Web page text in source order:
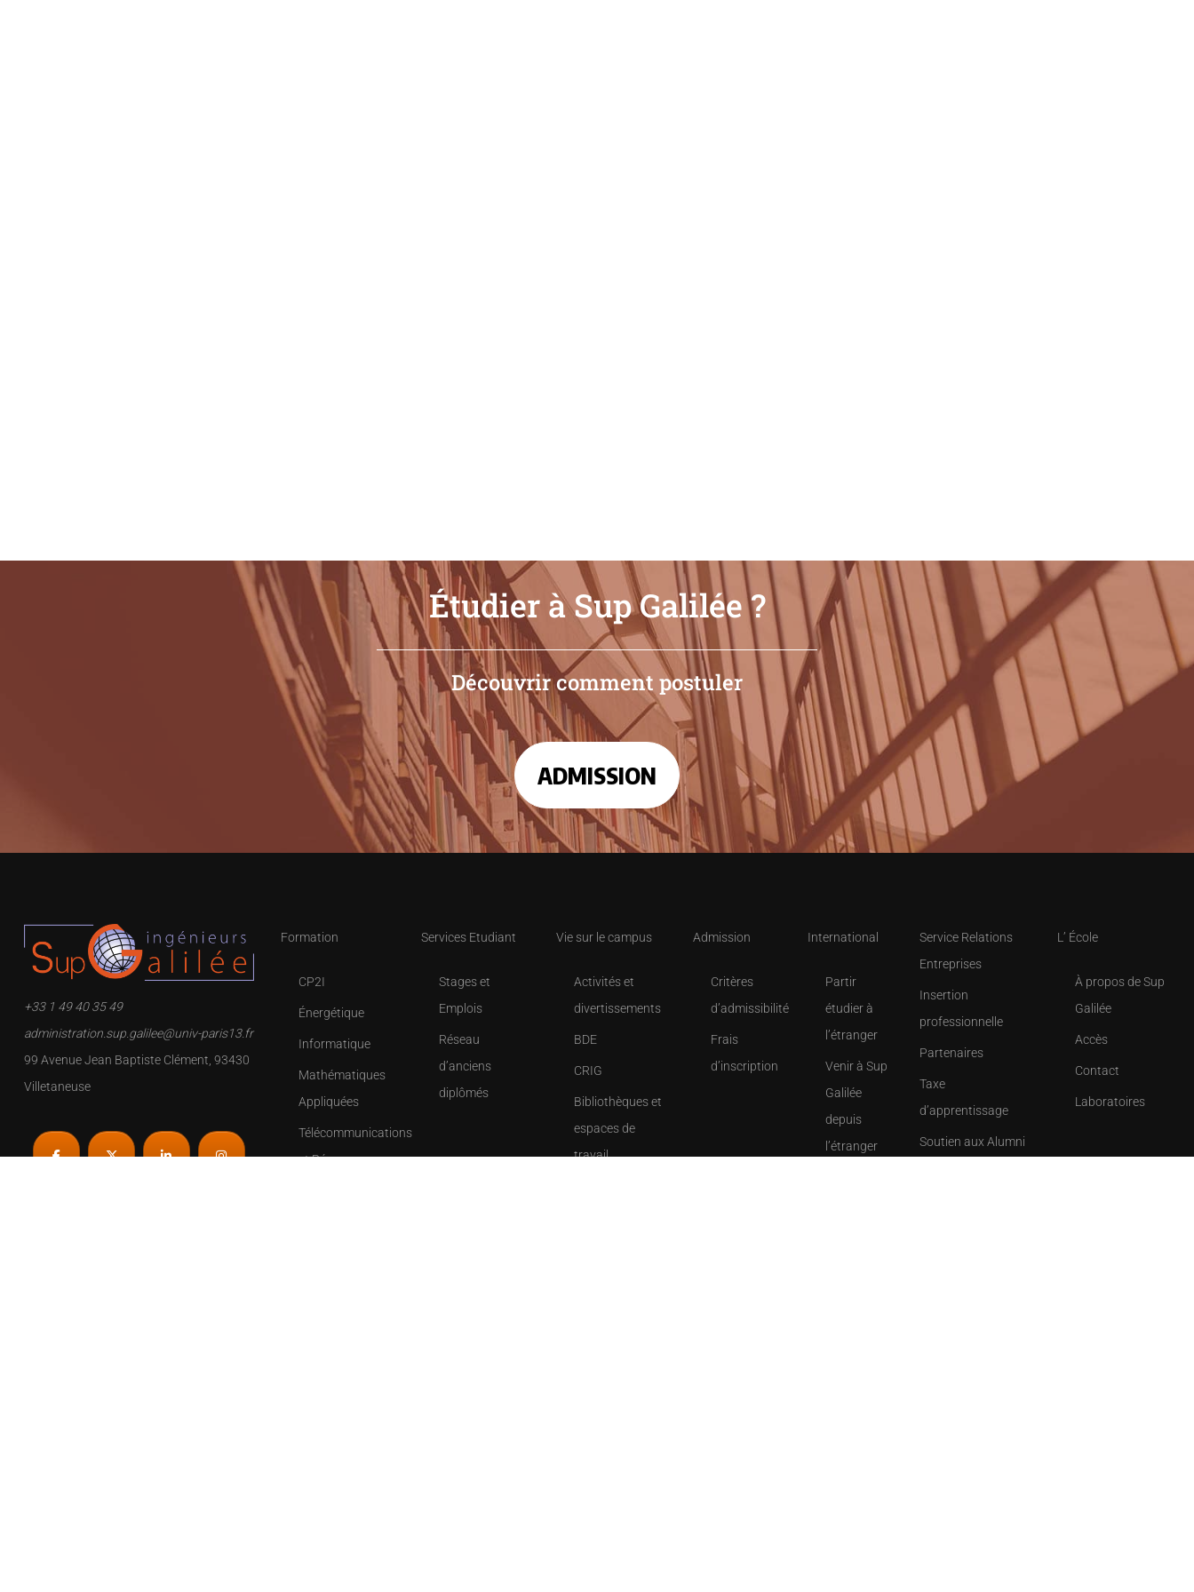
Étudier à Sup Galilée ?
Découvrir comment postuler
ADMISSION
+33 1 49 40 35 49
administration.sup.galilee@univ-paris13.fr
99 Avenue Jean Baptiste Clément, 93430
Villetaneuse
Formation
CP2I
Énergétique
Informatique
Mathématiques
Appliquées
Télécommunications
et Réseaux
Services Etudiant
Stages et
Emplois
Réseau
d’anciens
diplômés
Vie sur le campus
Activités et
divertissements
BDE
CRIG
Bibliothèques et
espaces de
travail
Admission
Critères
d’admissibilité
Frais
d’inscription
International
Partir
étudier à
l’étranger
Venir à Sup
Galilée
depuis
l’étranger
Service Relations
Entreprises
Insertion
professionnelle
Partenaires
Taxe
d’apprentissage
Soutien aux Alumni
L’ École
À propos de Sup
Galilée
Accès
Contact
Laboratoires